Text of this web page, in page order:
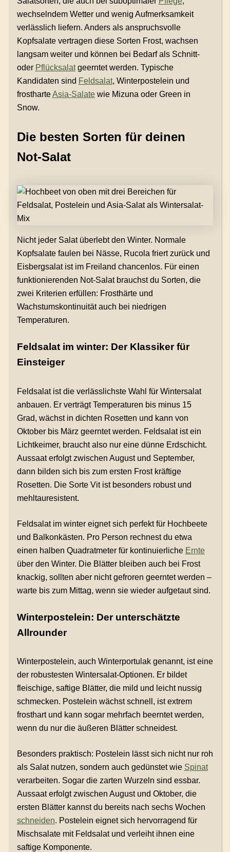
wechselndem Wetter und wenig Aufmerksamkeit
verlässlich liefern. Anders als anspruchsvolle
Kopfsalate vertragen diese Sorten Frost, wachsen
langsam weiter und können bei Bedarf als Schnitt-
oder Pflücksalatgeerntet werden. Typische
Kandidaten sind Feldsalat, Winterpostelein und
frostharteAsia-Salatewie Mizuna oder Green in
Snow.
Die besten Sorten für deinen
Not-Salat
Nicht jeder Salat überlebt den Winter. Normale
Kopfsalate faulen bei Nässe, Rucola friert zurück und
Eisbergsalat ist im Freiland chancenlos. Für einen
funktionierenden Not-Salat brauchst du Sorten, die
zwei Kriterien erfüllen: Frosthärte und
Wachstumskontinuität auch bei niedrigen
Temperaturen.
Feldsalat im winter: Der Klassiker für
Einsteiger
Feldsalat ist die verlässlichste Wahl für Wintersalat
anbauen. Er verträgt Temperaturen bis minus 15
Grad, wächst in dichten Rosetten und kann von
Oktober bis März geerntet werden. Feldsalat ist ein
Lichtkeimer, braucht also nur eine dünne Erdschicht.
Aussaat erfolgt zwischen August und September,
dann bilden sich bis zum ersten Frost kräftige
Rosetten. Die Sorte Vit ist besonders robust und
mehltauresistent.
Feldsalat im winter eignet sich perfekt für Hochbeete
und Balkonkästen. Pro Person rechnest du etwa
einen halben Quadratmeter für kontinuierliche Ernte
über den Winter. Die Blätter bleiben auch bei Frost
knackig, sollten aber nicht gefroren geerntet werden –
warte bis zum Mittag, wenn sie wieder aufgetaut sind.
Winterpostelein: Der unterschätzte
Allrounder
Winterpostelein, auch Winterportulak genannt, ist eine
der robustesten Wintersalat-Optionen. Er bildet
fleischige, saftige Blätter, die mild und leicht nussig
schmecken. Postelein wächst schnell, ist extrem
frosthart und kann sogar mehrfach beerntet werden,
wenn du nur die äußeren Blätter schneidest.
Besonders praktisch: Postelein lässt sich nicht nur roh
als Salat nutzen, sondern auch gedünstet wie Spinat
verarbeiten. Sogar die zarten Wurzeln sind essbar.
Aussaat erfolgt zwischen August und Oktober, die
ersten Blätter kannst du bereits nach sechs Wochen
schneiden. Postelein eignet sich hervorragend für
Mischsalate mit Feldsalat und verleiht ihnen eine
saftige Komponente.